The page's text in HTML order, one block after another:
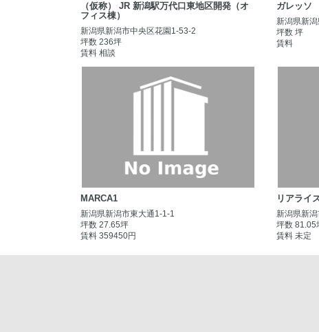
（仮称） JR 新潟駅万代口東地区開発（オ
フィス棟）
新潟県新潟市中央区花園1-53-2
坪数 236坪
賃料 相談
ガレッソ
新潟県新
坪数 坪
賃料
MARCA1
新潟県新潟市東大通1-1-1
坪数 27.65坪
賃料 359450円
リアライ
新潟県新
坪数 81.05
賃料 未定